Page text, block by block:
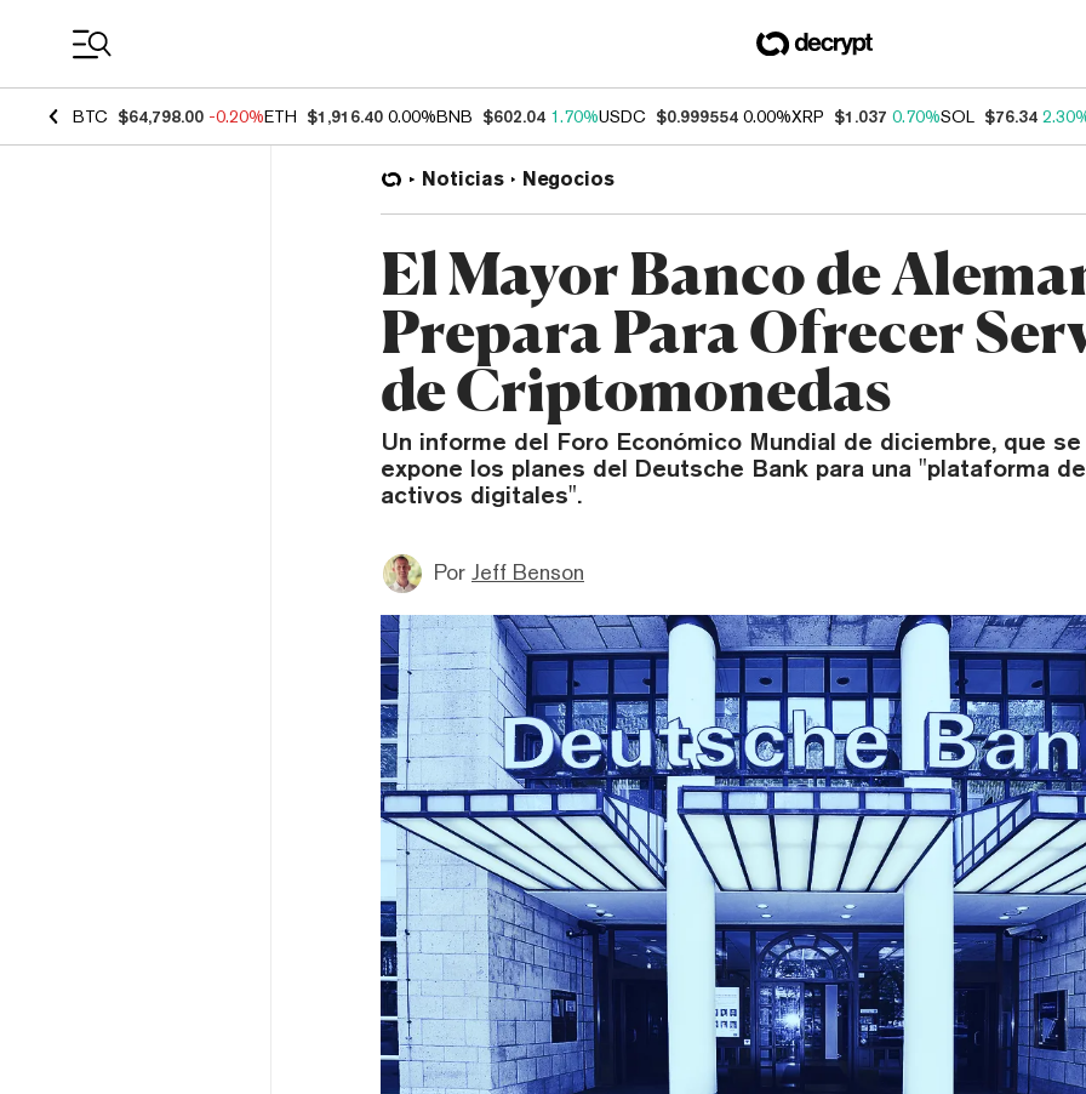
BTC $64,798.00 -0.20%ETH $1,916.40 0.00%BNB $602.04 1.70%USDC $0.999554 0.00%XRP $1.037 0.70%SOL $76.34
Noticias Negocios
El Mayor Banco de
Prepara Para Ofrecer
de Criptomonedas
Un informe del Foro Económico Mundial de diciembre, que
expone los planes del Deutsche Bank para una "plataforma
activos digitales".
Por Jeff Benson